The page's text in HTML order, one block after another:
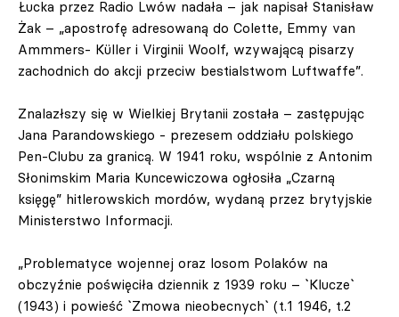
Łucka przez Radio Lwów nadała – jak napisał Stanisław
Żak – „apostrofę adresowaną do Colette, Emmy van
Ammmers- Küller i Virginii Woolf, wzywającą pisarzy
zachodnich do akcji przeciw bestialstwom Luftwaffe”.
Znalazłszy się w Wielkiej Brytanii została – zastępując
Jana Parandowskiego - prezesem oddziału polskiego
Pen-Clubu za granicą. W 1941 roku, wspólnie z Antonim
Słonimskim Maria Kuncewiczowa ogłosiła „Czarną
księgę” hitlerowskich mordów, wydaną przez brytyjskie
Ministerstwo Informacji.
„Problematyce wojennej oraz losom Polaków na
obczyźnie poświęciła dziennik z 1939 roku – `Klucze`
(1943) i powieść `Zmowa nieobecnych` (t.1 1946, t.2